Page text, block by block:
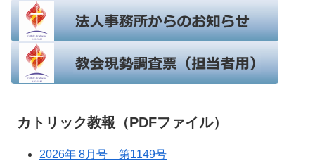
カトリック教報（PDFファイル）
2026年 8月号 第1149号